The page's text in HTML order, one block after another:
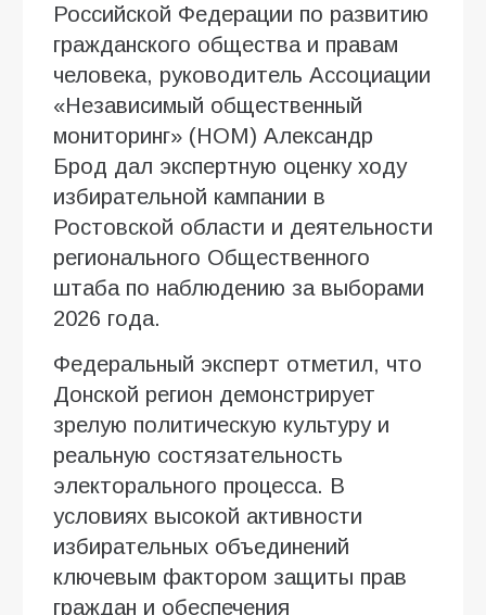
Российской Федерации по развитию
гражданского общества и правам
человека, руководитель Ассоциации
«Независимый общественный
мониторинг» (НОМ) Александр
Брод дал экспертную оценку ходу
избирательной кампании в
Ростовской области и деятельности
регионального Общественного
штаба по наблюдению за выборами
2026 года.
Федеральный эксперт отметил, что
Донской регион демонстрирует
зрелую политическую культуру и
реальную состязательность
электорального процесса. В
условиях высокой активности
избирательных объединений
ключевым фактором защиты прав
граждан и обеспечения